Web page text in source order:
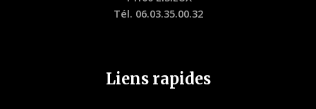
Tél. 06.03.35.00.32
Liens rapides